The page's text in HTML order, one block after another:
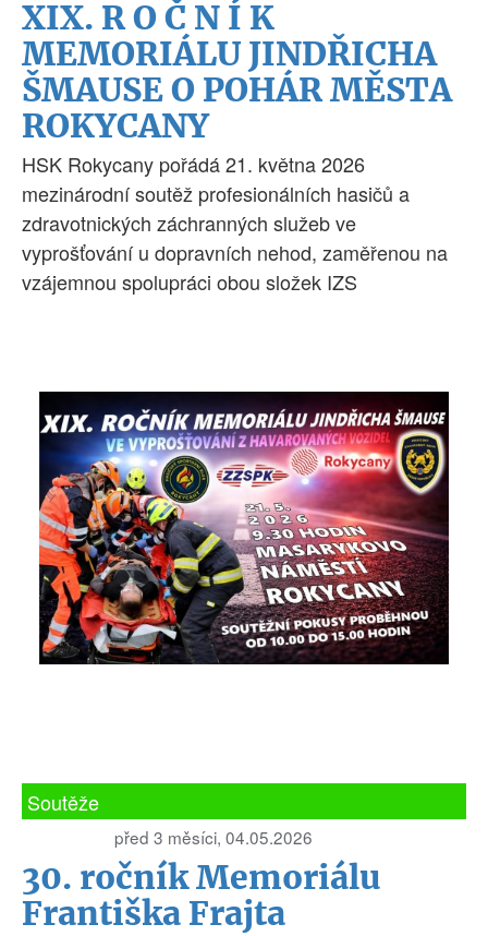
XIX. R O Č N Í K
MEMORIÁLU JINDŘICHA
ŠMAUSE O POHÁR MĚSTA
ROKYCANY
HSK Rokycany pořádá 21. května 2026
mezinárodní soutěž profesionálních hasičů a
zdravotnických záchranných služeb ve
vyprošťování u dopravních nehod, zaměřenou na
vzájemnou spolupráci obou složek IZS
Soutěže
před 3 měsíci, 04.05.2026
30. ročník Memoriálu
Františka Frajta